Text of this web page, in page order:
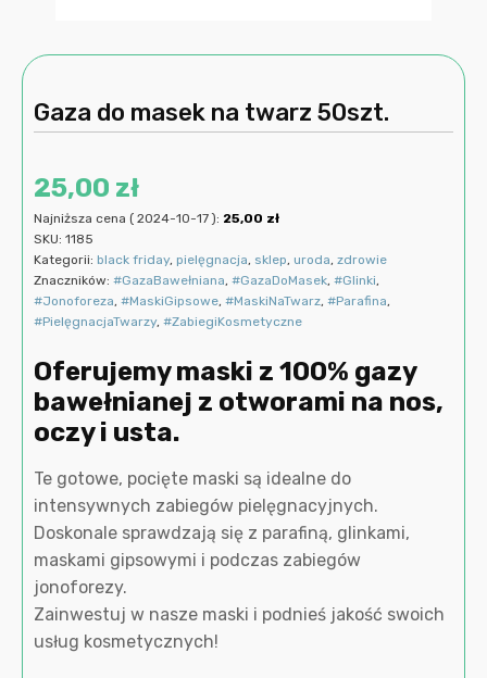
Gaza do masek na twarz 50szt.
25,00 zł
Najniższa cena ( 2024-10-17): 25,00 zł
SKU: 1185
Kategorii: black friday, pielęgnacja, sklep, uroda, zdrowie
Znaczników: #GazaBawełniana, #GazaDoMasek, #Glinki,
#Jonoforeza, #MaskiGipsowe, #MaskiNaTwarz, #Parafina,
#PielęgnacjaTwarzy, #ZabiegiKosmetyczne
Oferujemy maski z 100% gazy
bawełnianej z otworami na nos,
oczy i usta.
Te gotowe, pocięte maski są idealne do
intensywnych zabiegów pielęgnacyjnych.
Doskonale sprawdzają się z parafiną, glinkami,
maskami gipsowymi i podczas zabiegów
jonoforezy.
Zainwestuj w nasze maski i podnieś jakość swoich
usług kosmetycznych!